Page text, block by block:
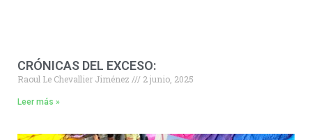
CRÓNICAS DEL EXCESO:
Raoul Le Chevallier Jiménez 2 junio, 2025
Leer más »